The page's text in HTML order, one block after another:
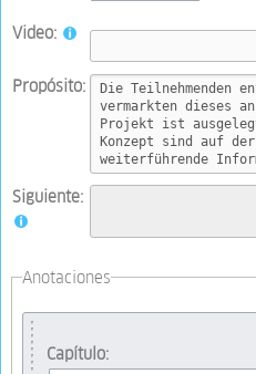
Video:
Propósito:
Siguiente:
Anotaciones
Capítulo: